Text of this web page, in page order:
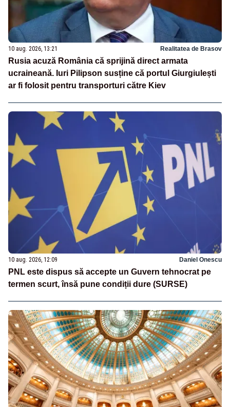
10 aug. 2026, 13:21 Realitatea de Brasov
Rusia acuză România că sprijină direct armata
ucraineană. Iuri Pilipson susține că portul Giurgiulești
ar fi folosit pentru transporturi către Kiev
10 aug. 2026, 12:09 Daniel Onescu
PNL este dispus să accepte un Guvern tehnocrat pe
termen scurt, însă pune condiții dure (SURSE)